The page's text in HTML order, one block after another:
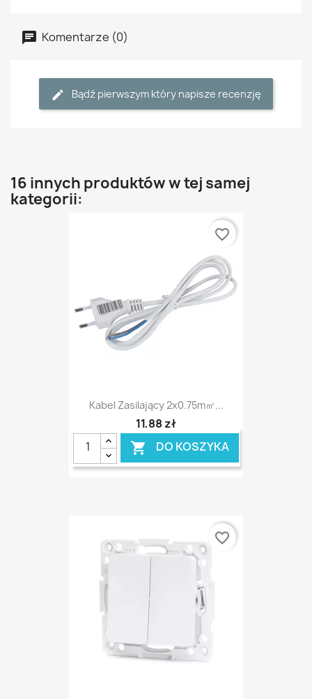
Komentarze (0)
Bądź pierwszym który napisze recenzję
16 innych produktów w tej samej
kategorii:
Kabel Zasilający 2x0.75m㎡...
11,88 zł
 DO KOSZYKA
favorite_border
favorite_border